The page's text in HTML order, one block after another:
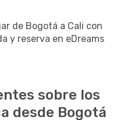
de Bogotá a Cali con
y reserva en eDreams
sobre los
desde Bogotá